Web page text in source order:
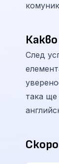
След
така ще